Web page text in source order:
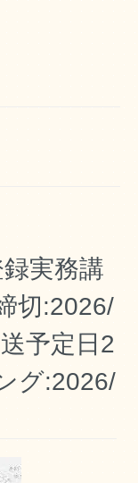
実務講
切:2026/
予定日2
グ:2026/